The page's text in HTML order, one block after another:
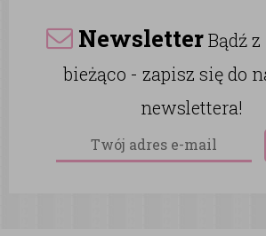
NewsletterBądź
bieżąco - zapisz się do
newslettera!